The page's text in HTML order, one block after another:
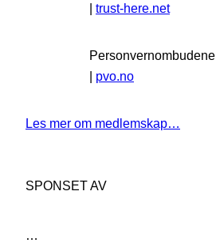
trust-here.net
Personvernombudene
| pvo.no
Les mer om medlemskap…
SPONSET AV
…